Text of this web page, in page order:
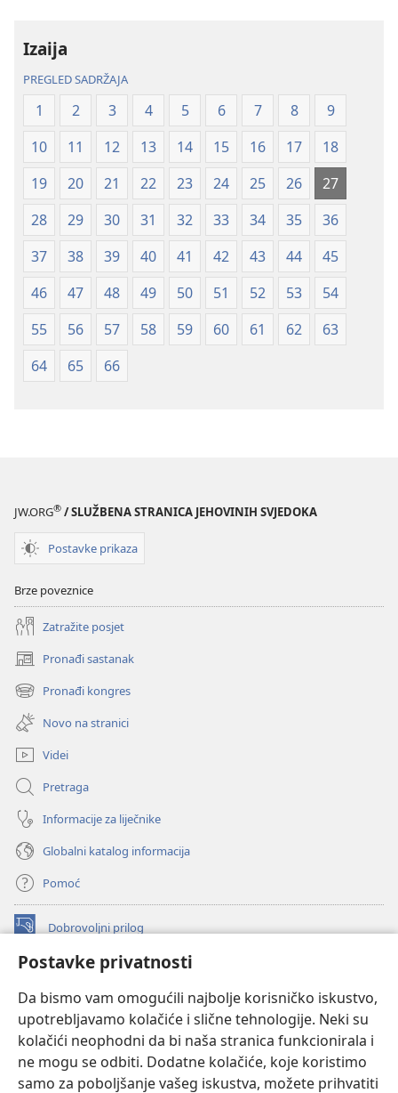
Postavke privatnosti
Da bismo vam omogućili najbolje korisničko iskustvo,
upotrebljavamo kolačiće i slične tehnologije. Neki su
kolačići neophodni da bi naša stranica funkcionirala i
ne mogu se odbiti. Dodatne kolačiće, koje koristimo
samo za poboljšanje vašeg iskustva, možete prihvatiti
Izaija
PREGLED SADRŽAJA
1 2 3 4 5 6 7 8
9
10
11 12 13 14 15 16 17
18
19
20 21 22 23 24 25 26
27
28
29 30 31 32 33 34 35
36
37
38 39 40 41 42 43 44
45
46
47 48 49 50 51 52 53
54
55
56 57 58 59 60 61 62
63
64
65 66
JW.ORG® / SLUŽBENA STRANICA JEHOVINIH SVJEDOKA
Postavke prikaza
Brze poveznice
Zatražite posjet
Pronađi sastanak
(otvara
se
novi
prozor)
Pronađi kongres
(otvara
se
novi
prozor)
Novo na stranici
Videi
Pretraga
Informacije za liječnike
Globalni katalog informacija
Pomoć
Dobrovoljni prilog
(otvara
se
novi
INTERNETSKA BIBLIOTEKA Watchtower
se
novi
prozor)
JW Hub
(otvara
se
novi
JW Library